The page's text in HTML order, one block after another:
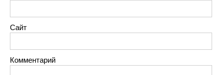
Сайт
Комментарий